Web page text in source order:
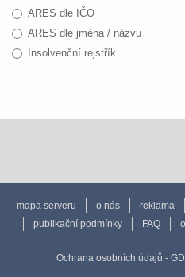
ARES dle IČO
ARES dle jména / názvu
Insolvenční rejstřík
mapa serveru o nás reklama
publikační podmínky
FAQ
Ochrana osobních údajů -